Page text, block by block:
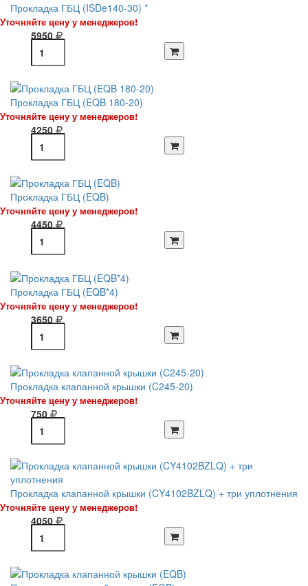
Прокладка ГБЦ (ISDe140-30) *
Уточняйте цену у менеджеров!
5950
Прокладка ГБЦ (EQB 180-20)
Уточняйте цену у менеджеров!
4250
Прокладка ГБЦ (EQB)
Уточняйте цену у менеджеров!
4450
Прокладка ГБЦ (EQB*4)
Уточняйте цену у менеджеров!
3650
Прокладка клапанной крышки (C245-20)
Уточняйте цену у менеджеров!
750
Прокладка клапанной крышки (CY4102BZLQ) + три уплотнения
Уточняйте цену у менеджеров!
4050